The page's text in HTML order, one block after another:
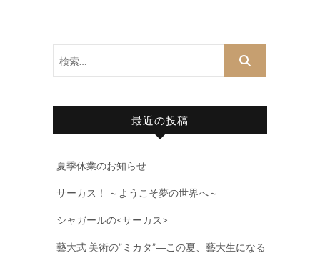
最近の投稿
夏季休業のお知らせ
サーカス！ ～ようこそ夢の世界へ～
シャガールの<サーカス>
藝大式 美術の”ミカタ”―この夏、藝大生になる